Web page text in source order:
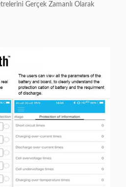
Gerçek Zamanlı Olarak